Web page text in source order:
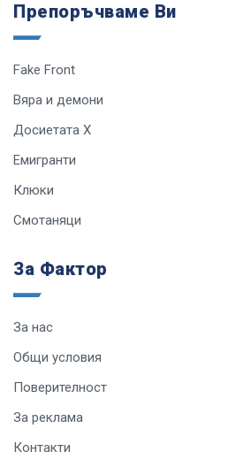
Препоръчваме Ви
Fake Front
Вяра и демони
Досиетата Х
Емигранти
Клюки
Смотаняци
За Фактор
За нас
Общи условия
Поверителност
За реклама
Контакти